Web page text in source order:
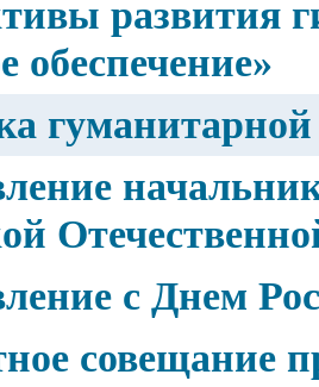
развития
обеспечение»
с Днем
совещание